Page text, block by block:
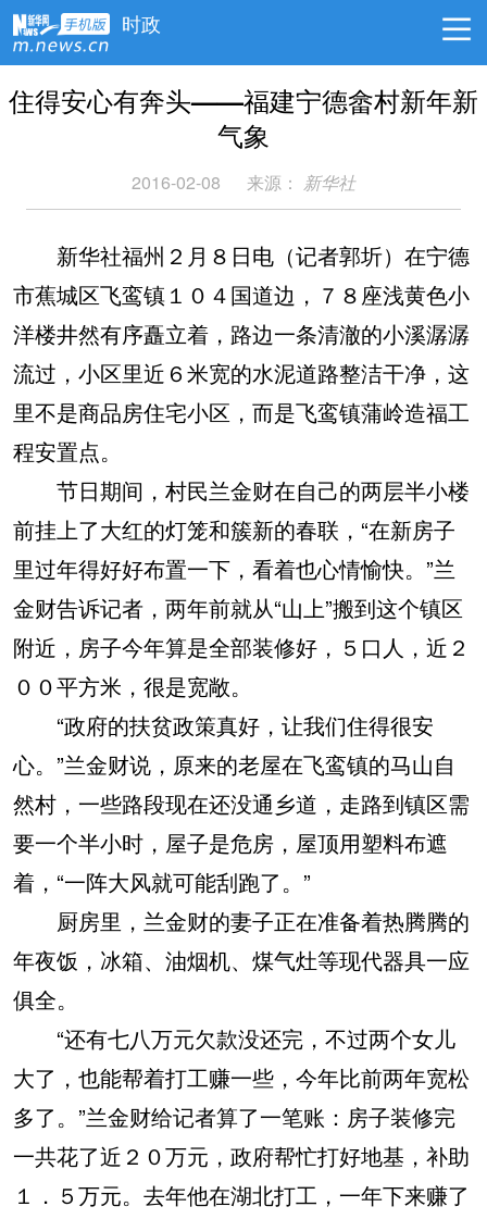
时政
住得安心有奔头——福建宁德畲村新年新
气象
2016-02-08 来源： 新华社
新华社福州２月８日电（记者郭圻）在宁德
市蕉城区飞鸾镇１０４国道边，７８座浅黄色小
洋楼井然有序矗立着，路边一条清澈的小溪潺潺
流过，小区里近６米宽的水泥道路整洁干净，这
里不是商品房住宅小区，而是飞鸾镇蒲岭造福工
程安置点。
节日期间，村民兰金财在自己的两层半小楼
前挂上了大红的灯笼和簇新的春联，“在新房子
里过年得好好布置一下，看着也心情愉快。”兰
金财告诉记者，两年前就从“山上”搬到这个镇区
附近，房子今年算是全部装修好，５口人，近２
００平方米，很是宽敞。
“政府的扶贫政策真好，让我们住得很安
心。”兰金财说，原来的老屋在飞鸾镇的马山自
然村，一些路段现在还没通乡道，走路到镇区需
要一个半小时，屋子是危房，屋顶用塑料布遮
着，“一阵大风就可能刮跑了。”
厨房里，兰金财的妻子正在准备着热腾腾的
年夜饭，冰箱、油烟机、煤气灶等现代器具一应
俱全。
“还有七八万元欠款没还完，不过两个女儿
大了，也能帮着打工赚一些，今年比前两年宽松
多了。”兰金财给记者算了一笔账：房子装修完
一共花了近２０万元，政府帮忙打好地基，补助
１．５万元。去年他在湖北打工，一年下来赚了